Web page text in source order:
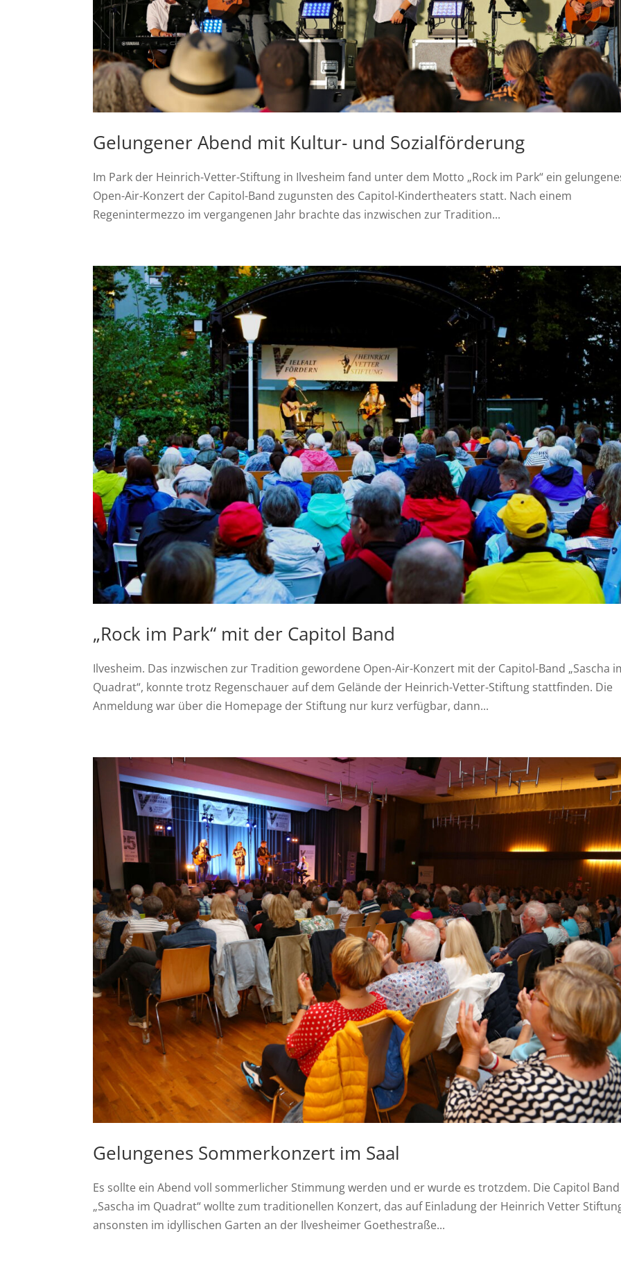
Gelungener Abend mit Kultur- und Sozialförderung
Im Park der Heinrich-Vetter-Stiftung in Ilvesheim fand unter dem Motto „Rock im Park“ ein
Open-Air-Konzert der Capitol-Band zugunsten des Capitol-Kindertheaters statt. Nach einem
Regenintermezzo im vergangenen Jahr brachte das inzwischen zur Tradition...
„Rock im Park“ mit der Capitol Band
Ilvesheim. Das inzwischen zur Tradition gewordene Open-Air-Konzert mit der Capitol-Band „Sascha
Quadrat“, konnte trotz Regenschauer auf dem Gelände der Heinrich-Vetter-Stiftung stattfinden. Die
Anmeldung war über die Homepage der Stiftung nur kurz verfügbar, dann...
Gelungenes Sommerkonzert im Saal
Es sollte ein Abend voll sommerlicher Stimmung werden und er wurde es trotzdem. Die Capitol Band
„Sascha im Quadrat“ wollte zum traditionellen Konzert, das auf Einladung der Heinrich Vetter
ansonsten im idyllischen Garten an der Ilvesheimer Goethestraße...